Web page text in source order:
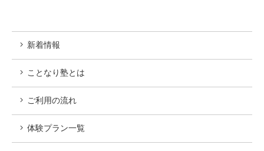
新着情報
ことなり塾とは
ご利用の流れ
体験プラン一覧